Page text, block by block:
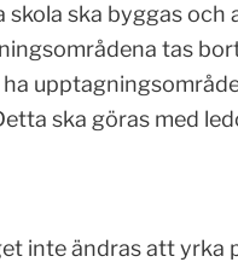
ska byggas
tas
ska göras med
inte ändras att yrka